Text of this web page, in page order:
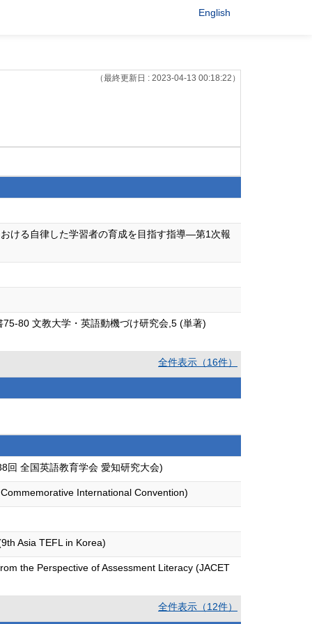
English
（最終更新日 : 2023-04-13 00:18:22）
ける自律した学習者の育成を目指す指導―第1次報
80 文教大学・英語動機づけ研究会,5 (単著)
全件表示（16件）
回 全国英語教育学会 愛知研究大会)
International Convention)
Asia TEFL in Korea)
the Perspective of Assessment Literacy (JACET
全件表示（12件）